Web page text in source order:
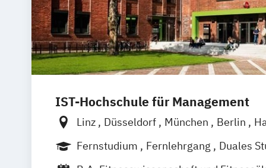
IST-Hochschule für Management
Linz Düsseldorf München Berlin
Weil am Rhein
Frankfurt am Main
Innsbruck
Fernstudium Fernlehrgang Duales
Berufsbegleitendes Präsenzstudium